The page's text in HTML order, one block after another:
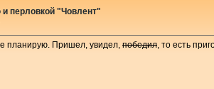
перловкой "Човлент"
планирую. Пришел, увидел, победил, то есть